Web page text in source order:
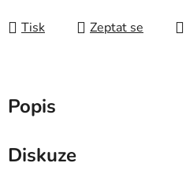
Tisk Zeptat se
Popis
Diskuze